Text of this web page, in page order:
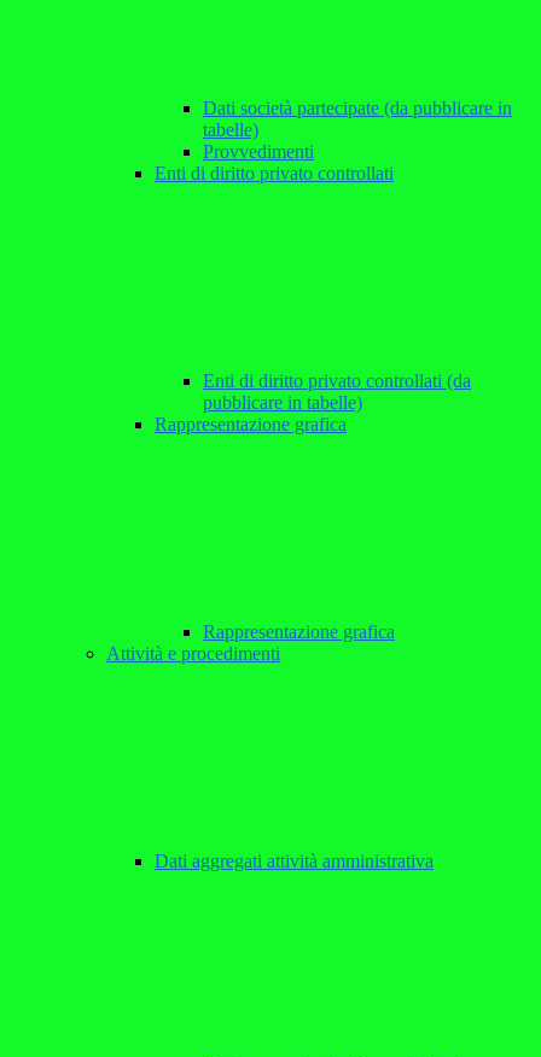
Dati società partecipate (da pubblicare in
tabelle)
Provvedimenti
Enti di diritto privato controllati
Enti di diritto privato controllati (da
pubblicare in tabelle)
Rappresentazione grafica
Rappresentazione grafica
Attività e procedimenti
Dati aggregati attività amministrativa